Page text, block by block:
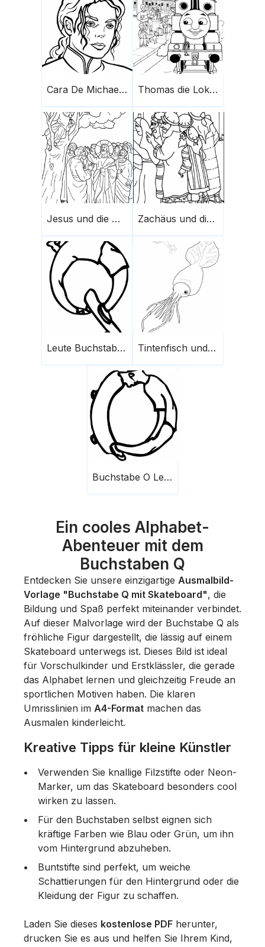
Cara De Michael Jackson Thomas die Lokomotive und die Menschen
Jesus und die Menschen Zachäus und die Menschen
Leute Buchstabe Q mit Skateboard Tintenfisch und Leute
Buchstabe O Leute mit Skateboard
Ein cooles Alphabet-
Abenteuer mit dem
Buchstaben Q
Entdecken Sie unsere einzigartige Ausmalbild-
Vorlage "Buchstabe Q mit Skateboard", die
Bildung und Spaß perfekt miteinander verbindet.
Auf dieser Malvorlage wird der Buchstabe Q als
fröhliche Figur dargestellt, die lässig auf einem
Skateboard unterwegs ist. Dieses Bild ist ideal
für Vorschulkinder und Erstklässler, die gerade
das Alphabet lernen und gleichzeitig Freude an
sportlichen Motiven haben. Die klaren
Umrisslinien im A4-Format machen das
Ausmalen kinderleicht.
Kreative Tipps für kleine Künstler
Verwenden Sie knallige Filzstifte oder Neon-
Marker, um das Skateboard besonders cool
wirken zu lassen.
Für den Buchstaben selbst eignen sich
kräftige Farben wie Blau oder Grün, um ihn
vom Hintergrund abzuheben.
Buntstifte sind perfekt, um weiche
Schattierungen für den Hintergrund oder die
Kleidung der Figur zu schaffen.
Laden Sie dieses kostenlose PDF herunter,
drucken Sie es aus und helfen Sie Ihrem Kind,